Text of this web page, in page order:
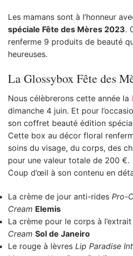
Les mamans sont à l’honneur
spéciale Fête des Mères 2023.
renferme 9 produits de beauté
heureuses.
La Glossybox Fête des
Nous célèbrerons cette année la
dimanche 4 juin. Et pour
son coffret beauté édition
Cette box au décor floral
soins du visage, du corps, des
pour une valeur totale de 200 €.
Coup d’œil à son contenu en
La crème de jour anti-rides Pro-
Cream Elemis
La crème pour le corps à
Cream Sol de Janeiro
Le rouge à lèvres Lip Paradise